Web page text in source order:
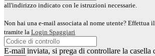
all'indirizzo indicato con le istruzioni necessarie.
Non hai una e-mail associata al nome utente? Effettua
tramite la Login Spaggiari
E-mail inviata, si prega di controllare la casella